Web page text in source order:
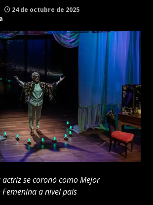
24 de octubre de 2025
se coronó como Mejor
a nivel país